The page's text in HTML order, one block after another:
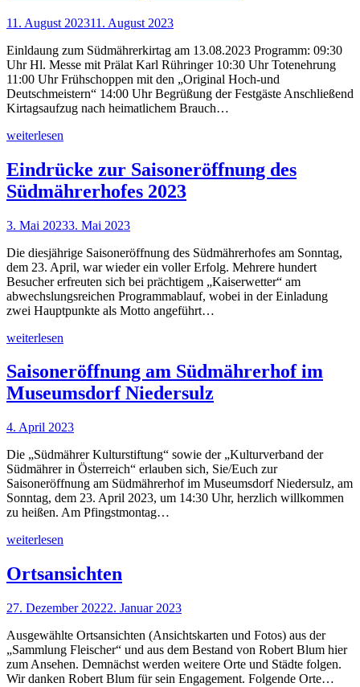
11. August 202311. August 2023
Einldaung zum Südmährerkirtag am 13.08.2023 Programm: 09:30
Uhr Hl. Messe mit Prälat Karl Rühringer 10:30 Uhr Totenehrung
11:00 Uhr Frühschoppen mit den „Original Hoch-und
Deutschmeistern“ 14:00 Uhr Begrüßung der Festgäste Anschließend
Kirtagsaufzug nach heimatlichem Brauch…
weiterlesen
Eindrücke zur Saisoneröffnung des
Südmährerhofes 2023
3. Mai 20233. Mai 2023
Die diesjährige Saisoneröffnung des Südmährerhofes am Sonntag,
dem 23. April, war wieder ein voller Erfolg. Mehrere hundert
Besucher erfreuten sich bei prächtigem „Kaiserwetter“ am
abwechslungsreichen Programmablauf, wobei in der Einladung
zwei Hauptpunkte als Motto angeführt…
weiterlesen
Saisoneröffnung am Südmährerhof im
Museumsdorf Niedersulz
4. April 2023
Die „Südmährer Kulturstiftung“ sowie der „Kulturverband der
Südmährer in Österreich“ erlauben sich, Sie/Euch zur
Saisoneröffnung am Südmährerhof im Museumsdorf Niedersulz, am
Sonntag, dem 23. April 2023, um 14:30 Uhr, herzlich willkommen
zu heißen. Am Pfingstmontag…
weiterlesen
Ortsansichten
27. Dezember 20222. Januar 2023
Ausgewählte Ortsansichten (Ansichtskarten und Fotos) aus der
„Sammlung Fleischer“ und aus dem Bestand von Robert Blum hier
zum Ansehen. Demnächst werden weitere Orte und Städte folgen.
Wir danken Robert Blum für sein Engagement. Folgende Orte…